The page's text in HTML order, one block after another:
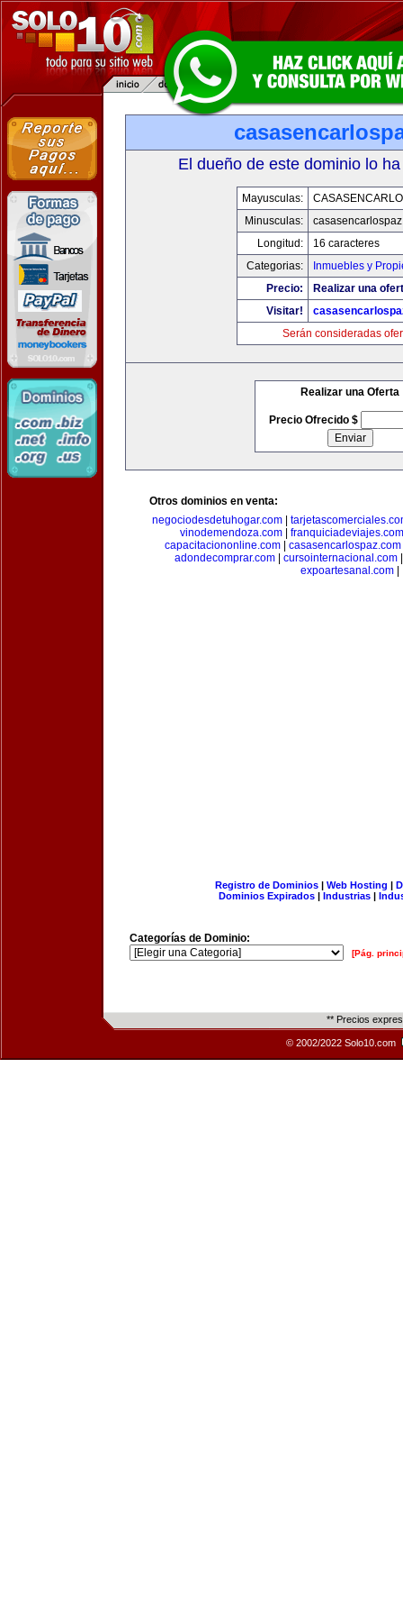
El dueño de este dominio lo
Mayusculas:
Minusculas:
Longitud:
16 caracteres
Categorias:
Inmuebles y
Precio:
Realizar una
Visitar!
Serán consideradas
Realizar una Oferta
Precio Ofrecido $
Otros dominios en venta:
negociodesdetuhogar.com
vinodemendoza.com
franquiciadeviajes.com
capacitaciononline.com
casasencarlospaz.com
adondecomprar.com| cursointernacional.com
expoartesanal.com
Registro de Dominios| Web Hosting |
Dominios Expirados | Industrias |
Categorías de Dominio:
[Pág.
** Precios
© 2002/2022 Solo10.com